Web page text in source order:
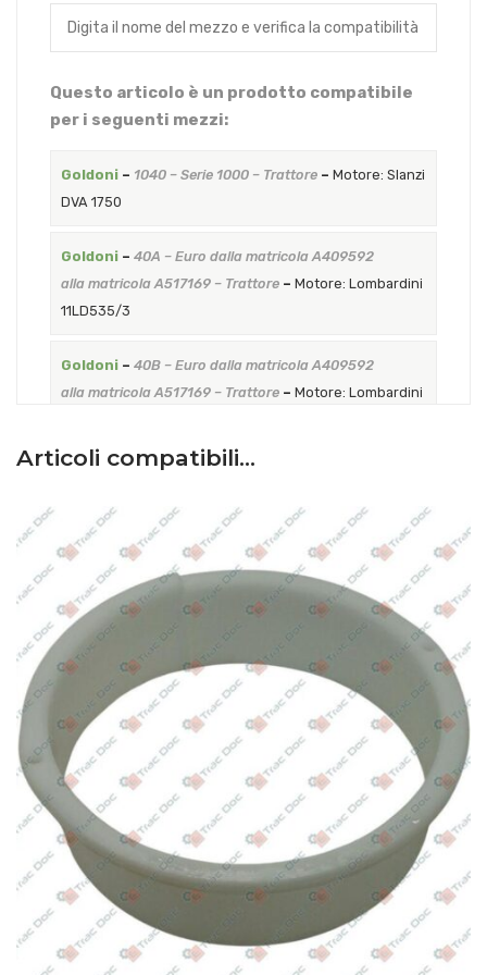
Questo articolo è un prodotto compatibile
per i seguenti mezzi:
Goldoni– 1040 – Serie 1000 – Trattore– Motore: Slanzi
DVA 1750
Goldoni– 40A – Euro dalla matricola A409592
alla matricola A517169 – Trattore– Motore: Lombardini
11LD535/3
Goldoni– 40B – Euro dalla matricola A409592
alla matricola A517169 – Trattore– Motore: Lombardini
42AW – Euro dalla matricola A409592
LDW1503
Goldoni
42BW – Euro dalla matricola A409592
alla matricola A517169 – Trattore
Motore: Lombardini
LDW 1503
–50A – Euro dalla matricola A409592
alla matricola A517169 – Trattore
Motore: Lombardini
11LD626/3
Goldoni
50B – Euro dalla matricola A409592
alla matricola A517169 – Trattore–
Motore: Lombardini
11LD626/3
Goldoni–55AW – Euro dalla matricola A409592
alla matricola A517169 – Trattore
Motore: VM HR394H
Articoli compatibili…